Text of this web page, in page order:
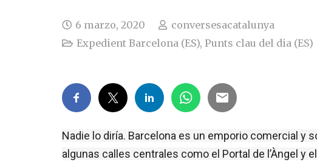
6 marzo, 2020
conversesacatalunya
Expedient Barcelona (ES),Punts clau del dia (ES)
Nadie lo diría. Barcelona es un emporio comercial y
algunas calles centrales como el Portal de l’Àngel y